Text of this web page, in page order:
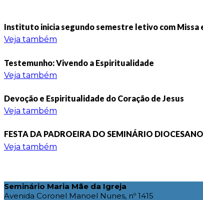
Instituto inicia segundo semestre letivo com Missa
Veja também
Testemunho: Vivendo a Espiritualidade
Veja também
Devoção e Espiritualidade do Coração de Jesus
Veja também
FESTA DA PADROEIRA DO SEMINÁRIO
Veja também
Seminário Maria Mãe da Igreja
Avenida Coronel Manoel Nunes, nº 1415